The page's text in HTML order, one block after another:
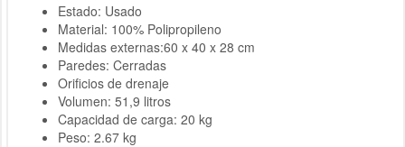
Estado: Usado
Material: 100% Polipropileno
Medidas externas:60 x 40 x 28 cm
Paredes: Cerradas
Orificios de drenaje
Volumen: 51,9 litros
Capacidad de carga: 20 kg
Peso: 2.67 kg